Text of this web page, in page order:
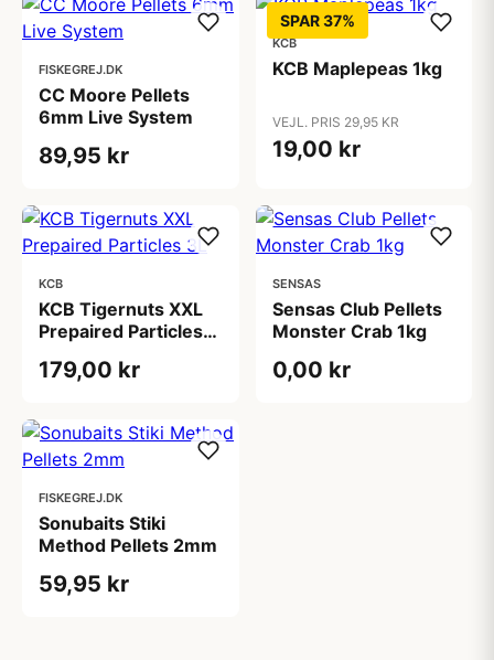
FISKEGREJ.DK
CC Moore Pellets
6mm Live System
89,95 kr
SPAR 37%
KCB
KCB Maplepeas 1kg
VEJL. PRIS 29,95 KR
19,00 kr
KCB
KCB Tigernuts XXL
Prepaired Particles
179,00 kr
SENSAS
Sensas Club Pellets
Monster Crab 1kg
0,00 kr
FISKEGREJ.DK
Sonubaits Stiki
Method Pellets 2mm
59,95 kr